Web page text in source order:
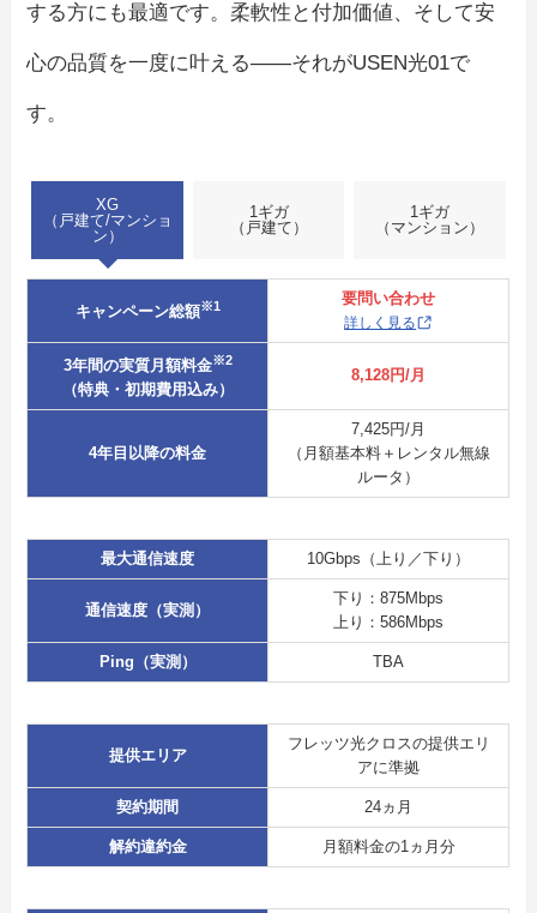
する方にも最適です。柔軟性と付加価値、そして安
心の品質を一度に叶える――それがUSEN光01で
す。
XG
（戸建て/マンショ
ン）
1ギガ
（戸建て）
1ギガ
（マンション）
キャンペーン総額※1 要問い合わせ
詳しく見る
3年間の実質月額料金※2
（特典・初期費用込み）
8,128円/月
4年目以降の料金
7,425円/月
（月額基本料＋レンタル無線
ルータ）
最大通信速度 10Gbps（上り／下り）
通信速度（実測）
下り：875Mbps
上り：586Mbps
Ping（実測） TBA
提供エリア
フレッツ光クロスの提供エリ
アに準拠
契約期間 24ヵ月
解約違約金 月額料金の1ヵ月分